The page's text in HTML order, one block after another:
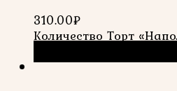
310.00₽
Количество Торт